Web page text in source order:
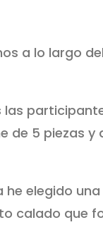
a lo largo
las
de 5 piezas y
elegido una
calado que